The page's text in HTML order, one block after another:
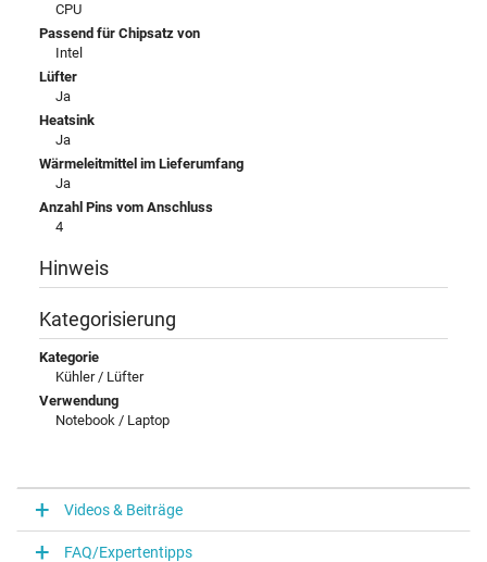
CPU
Passend für Chipsatz von
Intel
Lüfter
Ja
Heatsink
Ja
Wärmeleitmittel im Lieferumfang
Ja
Anzahl Pins vom Anschluss
4
Hinweis
Kategorisierung
Kategorie
Kühler / Lüfter
Verwendung
Notebook / Laptop
Videos & Beiträge
FAQ/Expertentipps